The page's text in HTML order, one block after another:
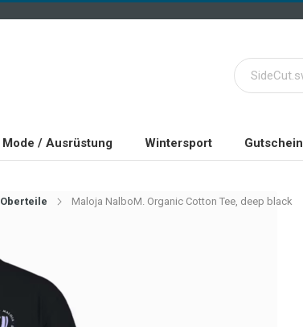
Mode / Ausrüstung Wintersport Gutschein
Oberteile Maloja NalboM. Organic Cotton Tee, deep black